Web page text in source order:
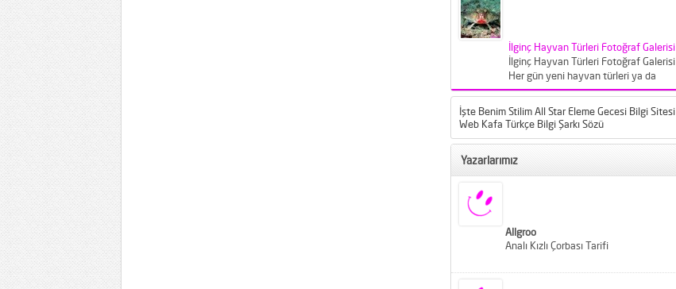
İlginç Hayvan Türleri Fotoğraf Galerisi
İlginç Hayvan Türleri Fotoğraf Galerisi
Her gün yeni hayvan türleri ya da
bilinen türlerin farklı varyantları
İşte Benim Stilim All Star Eleme Gecesi Bilgi Sitesi
Web Kafa Türkçe Bilgi Şarkı Sözü
Yazarlarımız
Allgroo
Analı Kızlı Çorbası Tarifi